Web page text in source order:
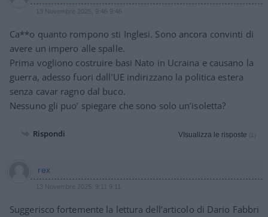
13 Novembre 2025, 9:46 9:46
Ca**o quanto rompono sti Inglesi. Sono ancora convinti di
avere un impero alle spalle.
Prima vogliono costruire basi Nato in Ucraina e causano la
guerra, adesso fuori dall’UE indirizzano la politica estera
senza cavar ragno dal buco.
Nessuno gli puo’ spiegare che sono solo un’isoletta?
Rispondi VIsualizza le risposte (1)
rex
13 Novembre 2025, 9:11 9:11
Suggerisco fortemente la lettura dell’articolo di Dario Fabbri